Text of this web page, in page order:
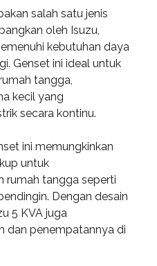
salah satu jenis
oleh Isuzu,
kebutuhan daya
Genset ini ideal untuk
tangga,
kecil yang
secara kontinu.
ini memungkinkan
untuk
rumah tangga seperti
Dengan desain
5 KVA juga
dan penempatannya di